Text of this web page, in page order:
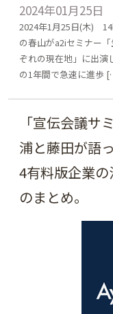
2024年01月25日
2024年1月25日(木)
の春山がa2iセミナー
ぞれの現在地」に出演
の1年間で急速に進歩
「宣伝会議サ
浦と藤田が語
4有料版企業
のまとめ。